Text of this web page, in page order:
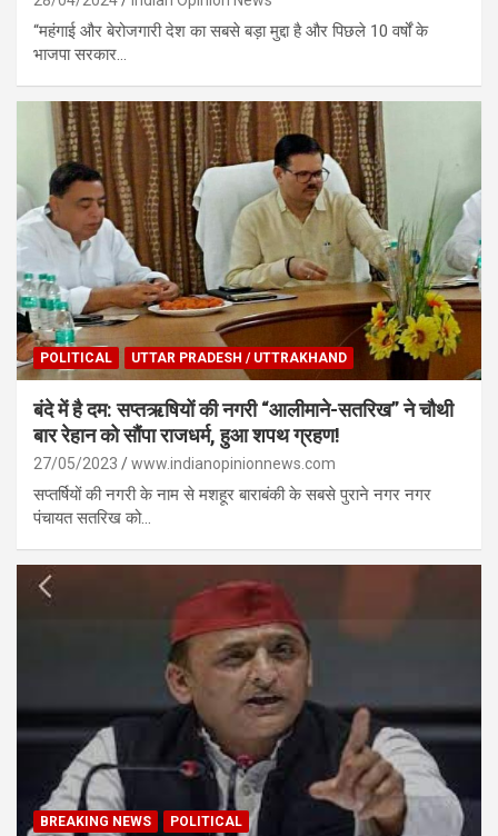
“महंगाई और बेरोजगारी देश का सबसे बड़ा मुद्दा है और पिछले 10 वर्षों के
भाजपा सरकार…
POLITICAL UTTAR PRADESH / UTTRAKHAND
बंदे में है दम: सप्तऋषियों की नगरी “आलीमाने-सतरिख” ने चौथी
बार रेहान को सौंपा राजधर्म, हुआ शपथ ग्रहण!
27/05/2023 www.indianopinionnews.com
सप्तर्षियों की नगरी के नाम से मशहूर बाराबंकी के सबसे पुराने नगर नगर
पंचायत सतरिख को…
BREAKING NEWS POLITICAL